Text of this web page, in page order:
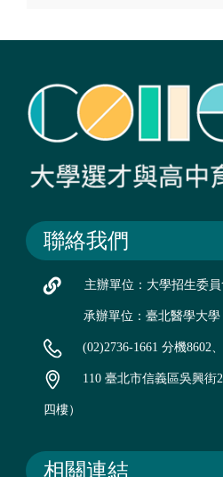
聯絡我們
主辦單位：大學招生委
承辦單位：臺北醫學大學
(02)2736-1661 分機8602
110 臺北市信義區吳興街
四樓）
相關連結